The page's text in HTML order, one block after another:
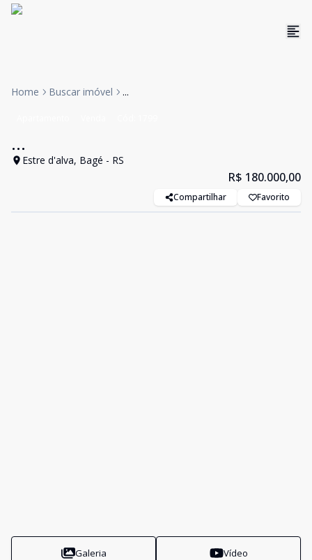
Home Buscar imóvel ...
...
Estre d'alva, Bagé - RS
R$ 180.000,00
Compartilhar Favorito
Galeria Vídeo